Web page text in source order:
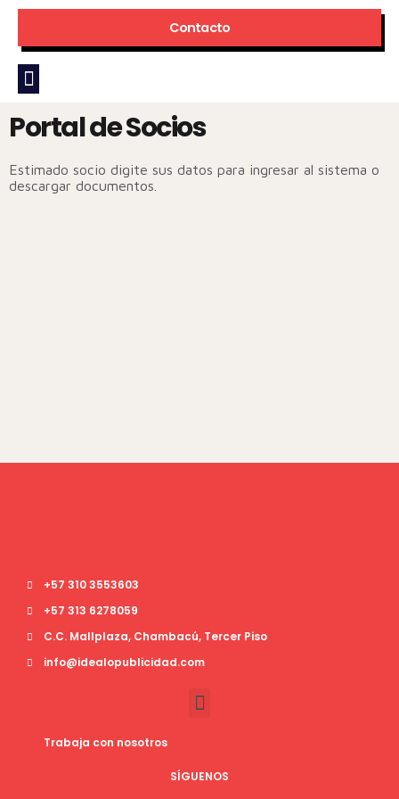
Contacto
Portal de Socios
Estimado socio digite sus datos para ingresar al sistema o
descargar documentos.
+57 310 3553603
+57 313 6278059
C.C. Mallplaza, Chambacú, Tercer Piso
info@idealopublicidad.com
Trabaja con nosotros
SÍGUENOS